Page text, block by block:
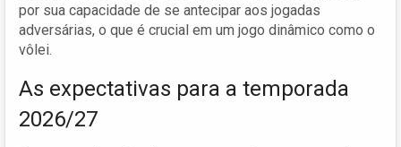
por sua capacidade de se antecipar aos jogadas
adversárias, o que é crucial em um jogo dinâmico como o
vôlei.
As expectativas para a temporada
2026/27